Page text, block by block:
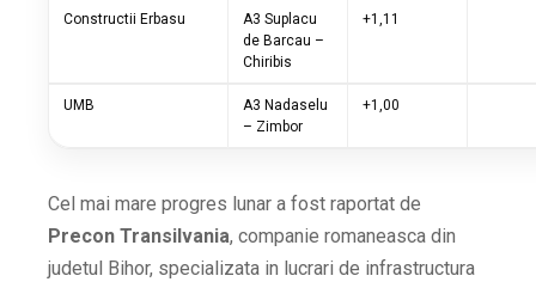
Constructii Erbasu
A3 Suplacu
de Barcau –
Chiribis
+1,11
UMB
A3 Nadaselu
– Zimbor
+1,00
Cel mai mare progres lunar a fost raportat de
Precon Transilvania, companie romaneasca din
judetul Bihor, specializata in lucrari de infrastructura